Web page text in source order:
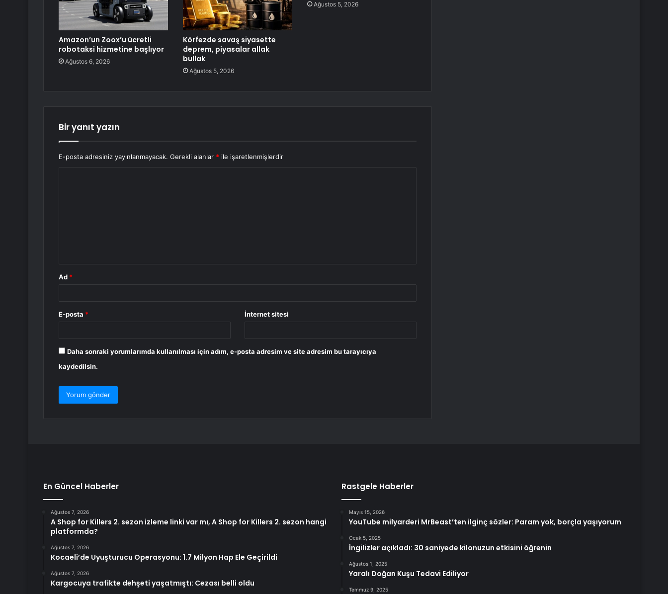
Amazon’un Zoox’u ücretli
robotaksi hizmetine başlıyor
Ağustos 6, 2026
Körfezde savaş siyasette
deprem, piyasalar allak
bullak
Ağustos 5, 2026
Ağustos 5, 2026
Bir yanıt yazın
E-posta adresiniz yayınlanmayacak. Gerekli alanlar * ile işaretlenmişlerdir
Ad *
E-posta * İnternet sitesi
Daha sonraki yorumlarımda kullanılması için adım, e-posta adresim ve site adresim bu tarayıcıya
kaydedilsin.
En Güncel Haberler
Ağustos 7, 2026
A Shop for Killers 2. sezon izleme linki var mı, A Shop for Killers 2. sezon hangi
platformda?
Ağustos 7, 2026
Kocaeli’de Uyuşturucu Operasyonu: 1.7 Milyon Hap Ele Geçirildi
Ağustos 7, 2026
Kargocuya trafikte dehşeti yaşatmıştı: Cezası belli oldu
Rastgele Haberler
Mayıs 15, 2026
YouTube milyarderi MrBeast’ten ilginç sözler: Param yok, borçla yaşıyorum
Ocak 5, 2025
İngilizler açıkladı: 30 saniyede kilonuzun etkisini öğrenin
Ağustos 1, 2025
Yaralı Doğan Kuşu Tedavi Ediliyor
Temmuz 9, 2025